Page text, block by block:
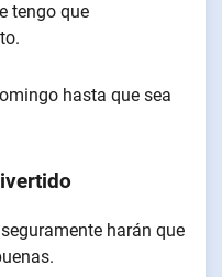
tengo que
hasta que sea
harán que